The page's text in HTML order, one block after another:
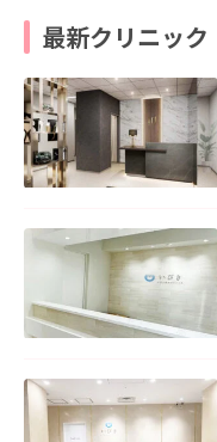
最新クリニック